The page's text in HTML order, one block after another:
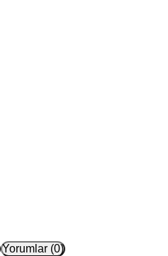
Yorumlar (0)